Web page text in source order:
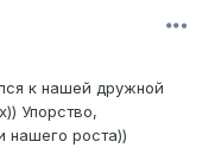
к нашей дружной
Упорство,
нашего роста))